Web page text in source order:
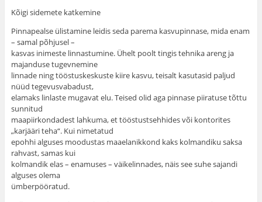
Kõigi sidemete katkemine
Pinnapealse ülistamine leidis seda parema kasvupinnase, mida enam
– samal põhjusel –
kasvas inimeste linnastumine. Ühelt poolt tingis tehnika areng ja
majanduse tugevnemine
linnade ning tööstuskeskuste kiire kasvu, teisalt kasutasid paljud
nüüd tegevusvabadust,
elamaks linlaste mugavat elu. Teised olid aga pinnase piiratuse tõttu
sunnitud
maapiirkondadest lahkuma, et tööstustsehhides või kontorites
„karjääri teha“. Kui nimetatud
epohhi alguses moodustas maaelanikkond kaks kolmandiku saksa
rahvast, samas kui
kolmandik elas – enamuses – väikelinnades, näis see suhe sajandi
alguses olema
ümberpööratud.